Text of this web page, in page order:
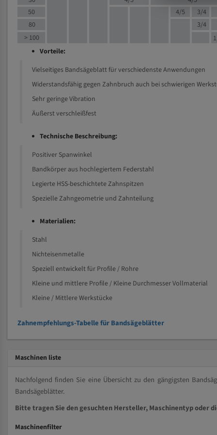
50
4/5 3/4
80
3/4
> 100
Vorteile:
Vielseitiges Bandsägeblatt für verschiedenste Anwendungen
Widerstandsfähig gegen Zahnbruch auch bei schwierigen
Sehr geringe Vibration
Äußerst verschleißfest
Technische Beschreibung:
Positiver Spanwinkel
Bandkörper aus hochlegiertem Federstahl
Legierte HSS-beschichtete Zahnspitzen
Spezielle Zahngeometrie und Zahnteilung
Materialien:
Stahl
Nichteisenmetalle
Speziell entwickelt für Profile / Rohre
Kleine und mittlere Profile / Kleine Durchmesser Vollmaterial
Kleine / Mittlere Werkstücke
Zahnempfehlungs-Tabelle für Bandsägeblätter
Maschinen liste
Nachfolgend finden Sie eine Übersicht zu den gängigsten
Bandsägeblätter.
Bitte tragen Sie den gesuchten Hersteller, Maschinentyp oder
Maschinenfilter